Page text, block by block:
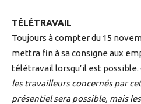
TÉLÉTRAVAIL
Toujours à compter du 15
mettra fin à sa consigne aux
télétravail lorsqu’il est possible.
les travailleurs concernés par
présentiel sera possible, mais